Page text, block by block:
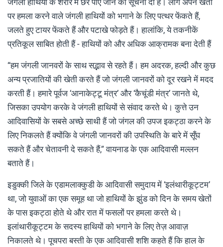
पर हमला करने वाले जंगली हाथियों को भगाने के लिए पत्थर फेंकते हैं,
जलते हुए टायर फेंकते हैं और पटाखे फोड़ते हैं। हालांकि, ये तकनीकें
प्रतिकूल साबित होती हैं - हाथियों को और अधिक आक्रामक बना देती हैं
“हम जंगली जानवरों के साथ सद्भाव से रहते हैं। हम अदरक, हल्दी और कुछ
अन्य प्रजातियों की खेती करते हैं जो जंगली जानवरों को दूर रखने में मदद
करती हैं। हमारे पूर्वज ‘आनाकेट्टू मंत्र’ और ‘कैचूंडी मंत्र’ जानते थे,
जिसका उपयोग करके वे जंगली हाथियों से संवाद करते थे। कुत्ते उन
आदिवासियों के सबसे अच्छे साथी हैं जो जंगल की उपज इकट्ठा करने के
लिए निकलते हैं क्योंकि वे जंगली जानवरों की उपस्थिति के बारे में सूँघ
सकते हैं और चेतावनी दे सकते हैं,” वायनाड के एक आदिवासी मल्लन
बताते हैं।
इडुक्की जिले के एडामलाक्कुडी के आदिवासी समुदाय में ‘इलंथारीकूट्टम’
था, जो युवाओं का एक समूह था जो हाथियों के झुंड को दिन के समय खेतों
के पास इकट्ठा होते थे और रात में फसलों पर हमला करते थे।
इलांथारीकूट्टम के सदस्य हाथियों को भगाने के लिए तेज़ आवाज़
निकालते थे। पूचपरा बस्ती के एक आदिवासी शशि कहते हैं कि हाल के